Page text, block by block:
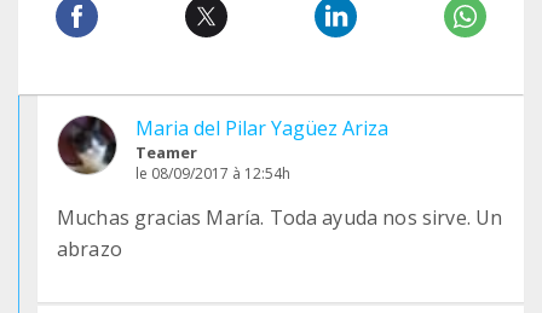
Maria del Pilar Yagüez Ariza
Teamer
le 08/09/2017 à 12:54h
Muchas gracias María. Toda ayuda nos sirve. Un
abrazo